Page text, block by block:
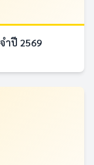
ำปี 2569